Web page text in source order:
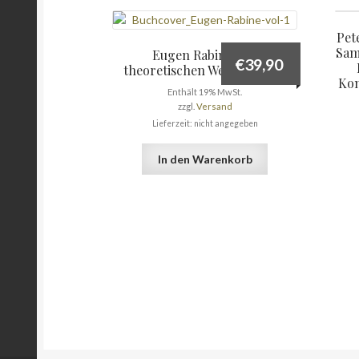
Eugen Rabine: Die
theoretischen Werke – vol. 1
€39,90
Enthält 19% MwSt.
zzgl. Versand
Lieferzeit: nicht angegeben
In den Warenkorb